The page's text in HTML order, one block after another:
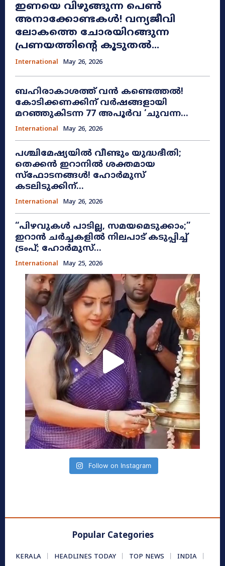
ഇണയെ വിഴുങ്ങുന്ന പെൺ
അനാക്കോണ്ടകൾ! വന്യജീവി
ലോകത്തെ ചോരയിറങ്ങുന്ന
പ്രണയത്തിന്റെ കൂടുതൽ...
International May 26, 2026
ബഹിരാകാശത്ത് വൻ കണ്ടെത്തൽ!
കോടിക്കണക്കിന് വർഷങ്ങളായി
മറഞ്ഞുകിടന്ന 77 അപൂർവ ‘ചുവന്ന...
International May 26, 2026
പശ്ചിമേഷ്യയിൽ വീണ്ടും യുദ്ധഭീതി;
തെക്കൻ ഇറാനിൽ ശക്തമായ
സ്ഫോടനങ്ങൾ! ഹോർമുസ്
കടലിടുക്കിന്...
International May 26, 2026
​“പിഴവുകൾ പാടില്ല, സമയമെടുക്കാം;”
ഇറാൻ ചർച്ചകളിൽ നിലപാട് കടുപ്പിച്ച്
ട്രംപ്; ഹോർമുസ്...
International May 25, 2026
Follow on Instagram
Popular Categories
KERALA HEADLINES TODAY TOP NEWS
INDIA